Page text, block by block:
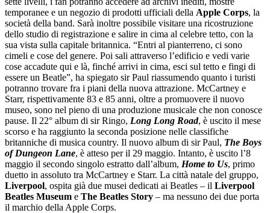
temporanee e un negozio di prodotti ufficiali della Apple Corps, la
società della band. Sarà inoltre possibile visitare una ricostruzione
dello studio di registrazione e salire in cima al celebre tetto, con la
sua vista sulla capitale britannica. “Entri al pianterreno, ci sono
cimeli e cose del genere. Poi sali attraverso l’edificio e vedi varie
cose accadute qui e là, finché arrivi in cima, esci sul tetto e fingi di
essere un Beatle”, ha spiegato sir Paul riassumendo quanto i turisti
potranno trovare fra i piani della nuova attrazione. McCartney e
Starr, rispettivamente 83 e 85 anni, oltre a promuovere il nuovo
museo, sono nel pieno di una produzione musicale che non conosce
pause. Il 22° album di sir Ringo, Long Long Road, è uscito il mese
scorso e ha raggiunto la seconda posizione nelle classifiche
britanniche di musica country. Il nuovo album di sir Paul, The Boys
of Dungeon Lane, è atteso per il 29 maggio. Intanto, è uscito l’8
maggio il secondo singolo estratto dall’album, Home to Us, primo
duetto in assoluto tra McCartney e Starr. La città natale del gruppo,
Liverpool, ospita già due musei dedicati ai Beatles – il Liverpool
Beatles Museum e The Beatles Story – ma nessuno dei due porta
il marchio della Apple Corps.